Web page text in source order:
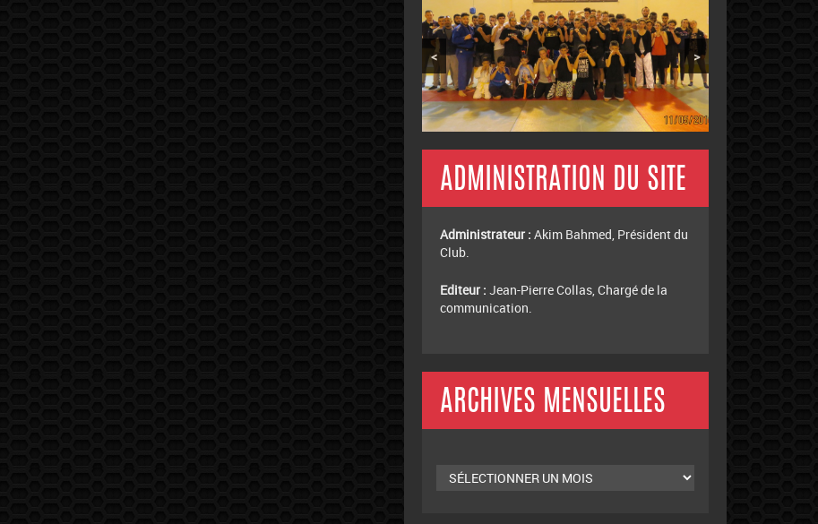
ADMINISTRATION DU SITE
Administrateur :Akim Bahmed, Président du
Club.
Editeur :Jean-Pierre Collas, Chargé de la
communication.
ARCHIVES MENSUELLES
Archives
mensuelles
CONTACT
ECRIVEZ-MOI